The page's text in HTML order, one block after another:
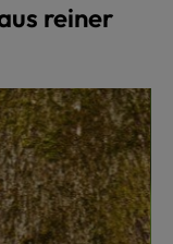
reiner